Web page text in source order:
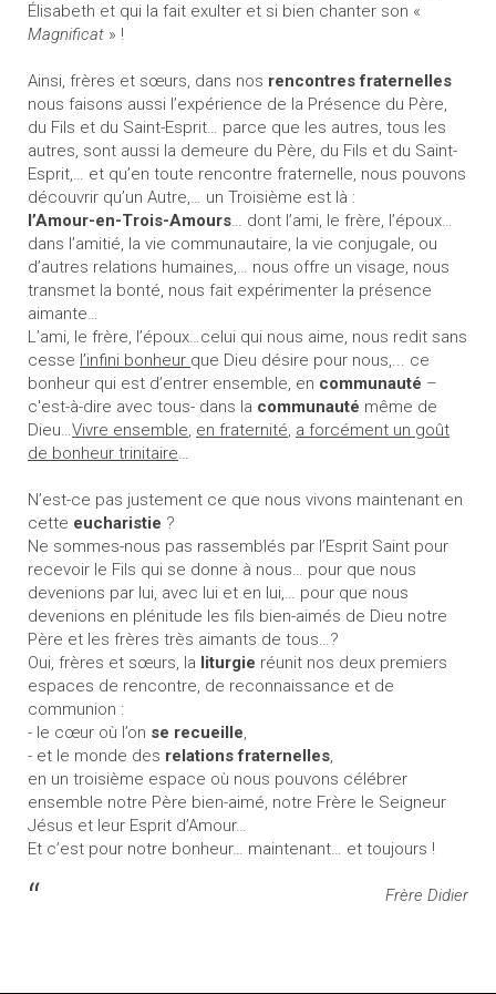
Élisabeth et qui la fait exulter et si bien chanter son «
Magnificat » !
Ainsi, frères et sœurs, dans nos rencontres fraternelles
nous faisons aussi l’expérience de la Présence du Père,
du Fils et du Saint-Esprit… parce que les autres, tous les
autres, sont aussi la demeure du Père, du Fils et du Saint-
Esprit,… et qu’en toute rencontre fraternelle, nous pouvons
découvrir qu’un Autre,… un Troisième est là :
l’Amour-en-Trois-Amours… dont l’ami, le frère, l’époux…
dans l’amitié, la vie communautaire, la vie conjugale, ou
d’autres relations humaines,… nous offre un visage, nous
transmet la bonté, nous fait expérimenter la présence
aimante…
L’ami, le frère, l’époux…celui qui nous aime, nous redit sans
cesse l’infini bonheur que Dieu désire pour nous,... ce
bonheur qui est d’entrer ensemble, en communauté –
c'est-à-dire avec tous- dans la communauté même de
Dieu…Vivre ensemble, en fraternité, a forcément un goût
de bonheur trinitaire…
N’est-ce pas justement ce que nous vivons maintenant en
cette eucharistie ?
Ne sommes-nous pas rassemblés par l’Esprit Saint pour
recevoir le Fils qui se donne à nous… pour que nous
devenions par lui, avec lui et en lui,… pour que nous
devenions en plénitude les fils bien-aimés de Dieu notre
Père et les frères très aimants de tous…?
Oui, frères et sœurs, la liturgie réunit nos deux premiers
espaces de rencontre, de reconnaissance et de
communion :
- le cœur où l’on se recueille,
- et le monde des relations fraternelles,
en un troisième espace où nous pouvons célébrer
ensemble notre Père bien-aimé, notre Frère le Seigneur
Jésus et leur Esprit d’Amour…
Et c’est pour notre bonheur… maintenant… et toujours !
Frère Didier